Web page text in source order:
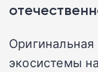
экосистемы